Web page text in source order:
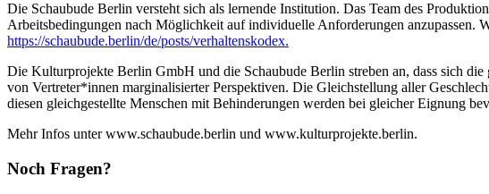
Die Schaubude Berlin versteht sich als lernende Institution. Das Team des
Arbeitsbedingungen nach Möglichkeit auf individuelle Anforderungen anzupassen.
https://schaubude.berlin/de/posts/verhaltenskodex.
Die Kulturprojekte Berlin GmbH und die Schaubude Berlin streben an, dass sich
von Vertreter*innen marginalisierter Perspektiven. Die Gleichstellung aller
diesen gleichgestellte Menschen mit Behinderungen werden bei gleicher Eignung
Mehr Infos unter www.schaubude.berlin und www.kulturprojekte.berlin.
Noch Fragen?